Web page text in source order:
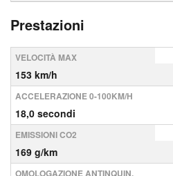
Prestazioni
VELOCITÀ MAX
153 km/h
ACCELERAZIONE 0-100KM/H
18,0 secondi
EMISSIONI CO2
169 g/km
OMOLOGAZIONE ANTINQUIN.